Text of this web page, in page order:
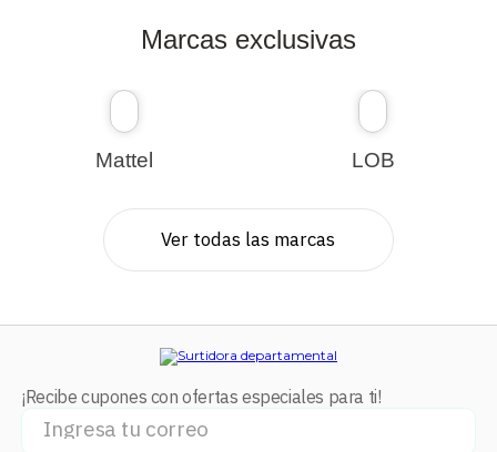
Marcas exclusivas
Mattel LOB
Ver todas las marcas
¡Recibe cupones con ofertas especiales para ti!